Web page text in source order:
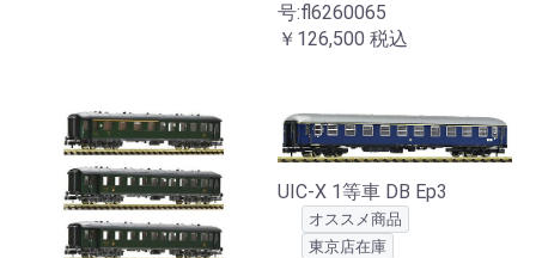
号:fl6260065
￥126,500 税込
UIC-X 1等車 DB Ep3
オススメ商品
東京店在庫